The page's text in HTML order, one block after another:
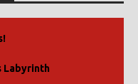
Labyrinth